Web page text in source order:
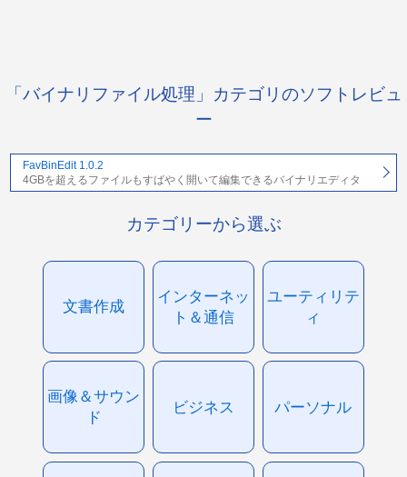
「バイナリファイル処理」カテゴリのソフトレビュ
ー
FavBinEdit 1.0.2
4GBを超えるファイルもすばやく開いて編集できるバイナリエディタ
カテゴリーから選ぶ
文書作成
インターネッ
ト＆通信
ユーティリテ
ィ
画像＆サウン
ド
ビジネス パーソナル